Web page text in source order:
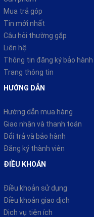
Xe Cub 50cc Tiết
Cub Ally New 50SE vành
VỀ CHÚNG TÔI
Trang chủ
Giới thiệu
Sản phẩm
Mua trả góp
Câu hỏi thường gặp
Liên hệ
Thông tin đăng ký bảo hành
Trang thông tin
HƯỚNG DẪN
Hướng dẫn mua hàng
Giao nhận và thanh toán
Đổi trả và bảo hành